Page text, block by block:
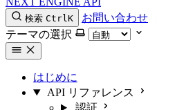
検索 CtrlK
お問い合わせ
テーマの選択
はじめに
API リファレンス
認証